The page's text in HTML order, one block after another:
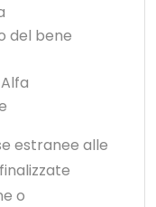
del bene
estranee alle
o